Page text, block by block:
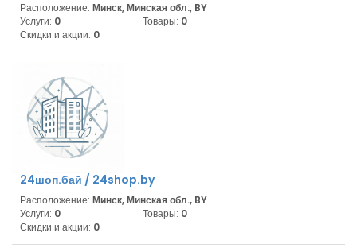
Расположение: Минск, Минская обл., BY
Услуги: 0 Товары: 0
Скидки и акции: 0
24шоп.бай / 24shop.by
Расположение: Минск, Минская обл., BY
Услуги: 0 Товары: 0
Скидки и акции: 0